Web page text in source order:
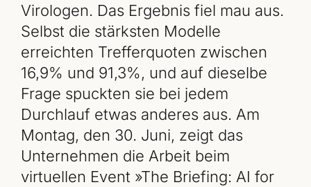
Virologen. Das Ergebnis fiel mau aus.
Selbst die stärksten Modelle
erreichten Trefferquoten zwischen
16,9% und 91,3%, und auf dieselbe
Frage spuckten sie bei jedem
Durchlauf etwas anderes aus. Am
Montag, den 30. Juni, zeigt das
Unternehmen die Arbeit beim
virtuellen Event »The Briefing: AI for